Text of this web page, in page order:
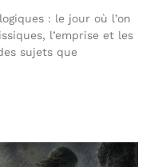
: le jour où l’on
l’emprise et les
sujets que